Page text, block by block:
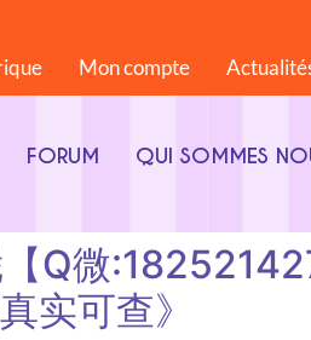
Mon compte
FORUM QUI SOMMES
Q微
实可查》